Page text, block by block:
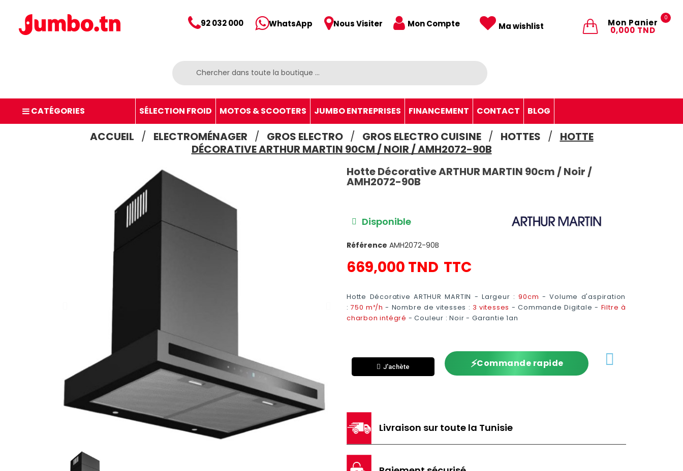
92 032 000 WhatsApp Nous Visiter
0
Mon Panier
0,000 TND
Mon Compte Ma wishlist
CATÉGORIES SÉLECTION FROID MOTOS & SCOOTERS JUMBO ENTREPRISES FINANCEMENT CONTACT BLOG
ACCUEIL ELECTROMÉNAGER GROS ELECTRO GROS ELECTRO CUISINE HOTTES
HOTTE
DÉCORATIVE ARTHUR MARTIN 90CM / NOIR / AMH2072-90B
Hotte Décorative ARTHUR MARTIN 90cm / Noir /
AMH2072-90B
Disponible
Référence AMH2072-90B
669,000 TND TTC
Hotte Décorative ARTHUR MARTIN - Largeur :90cm - Volume d'aspiration
: 750 m³/h - Nombre de vitesses : 3 vitesses - Commande Digitale - Filtre à
charbon intégré - Couleur : Noir - Garantie 1an
J'achète ⚡Commande rapide
Livraison sur toute la Tunisie